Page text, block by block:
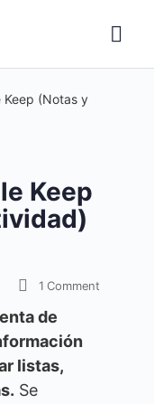
Keep (Notas y
Keep
1Comment
de
listas,
Se